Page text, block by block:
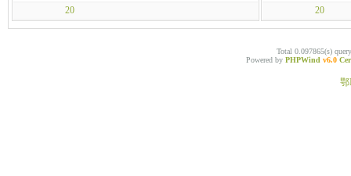
20
20
Total 0.097865(s)
Powered by PHPWind v6.0
鄂